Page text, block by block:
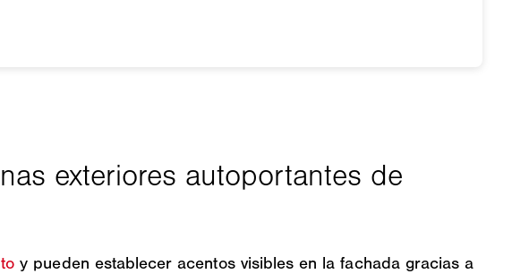
y pueden establecer acentos visibles en la fachada gracias a